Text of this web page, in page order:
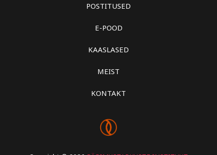
POSTITUSED
E-POOD
KAASLASED
MEIST
KONTAKT